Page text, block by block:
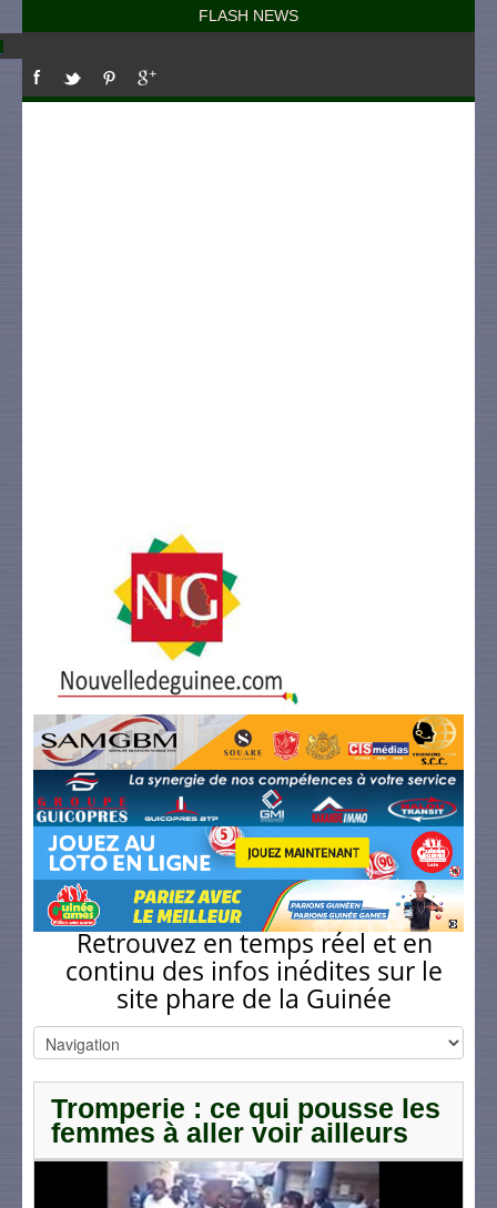
FLASH NEWS
Retrouvez en temps réel et en
continu des infos inédites sur le
site phare de la Guinée
Tromperie : ce qui pousse les
femmes à aller voir ailleurs